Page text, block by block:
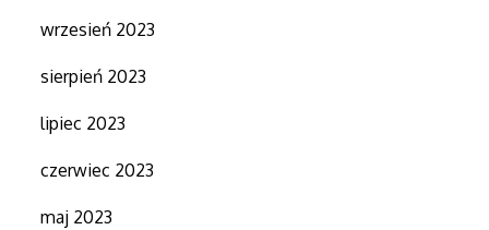
wrzesień 2023
sierpień 2023
lipiec 2023
czerwiec 2023
maj 2023